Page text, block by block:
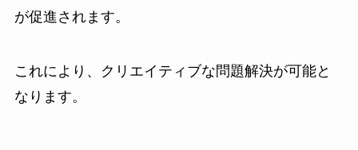
が促進されます。
これにより、クリエイティブな問題解決が可能と
なります。